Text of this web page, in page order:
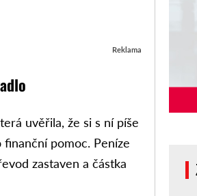
Reklama
uvěřila, že si s ní píše
finanční pomoc. Peníze
zastaven a částka